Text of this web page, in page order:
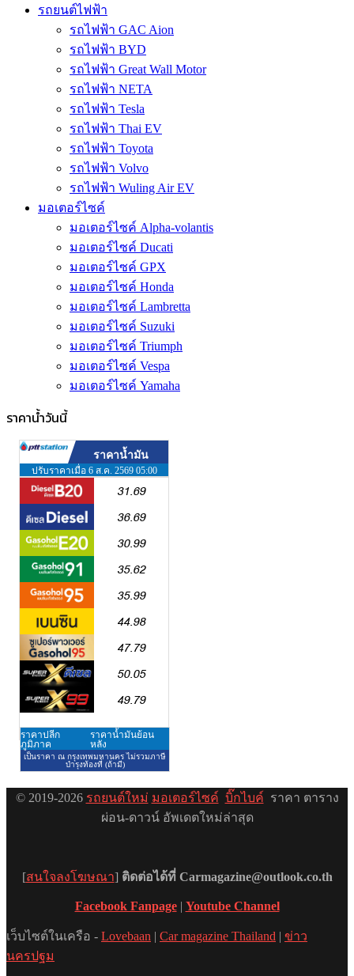
รถยนต์ไฟฟ้า
รถไฟฟ้า GAC Aion
รถไฟฟ้า BYD
รถไฟฟ้า Great Wall Motor
รถไฟฟ้า NETA
รถไฟฟ้า Tesla
รถไฟฟ้า Thai EV
รถไฟฟ้า Toyota
รถไฟฟ้า Volvo
รถไฟฟ้า Wuling Air EV
มอเตอร์ไซค์
มอเตอร์ไซค์ Alpha-volantis
มอเตอร์ไซค์ Ducati
มอเตอร์ไซค์ GPX
มอเตอร์ไซค์ Honda
มอเตอร์ไซค์ Lambretta
มอเตอร์ไซค์ Suzuki
มอเตอร์ไซค์ Triumph
มอเตอร์ไซค์ Vespa
มอเตอร์ไซค์ Yamaha
ราคาน้ำวันนี้
© 2019-2026 รถยนต์ใหม่ มอเตอร์ไซค์ บิ๊กไบค์ ราคา ตาราง
ผ่อน-ดาวน์ อัพเดตใหม่ล่าสุด
[สนใจลงโฆษณา] ติดต่อได้ที่ Carmagazine@outlook.co.th
Facebook Fanpage| Youtube Channel
เว็บไซต์ในเครือ - Lovebaan | Car magazine Thailand | ข่าว
นครปฐม